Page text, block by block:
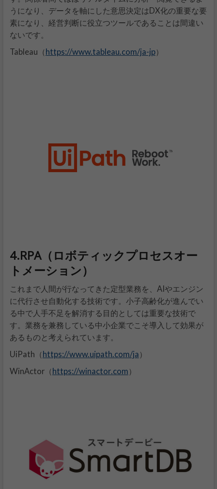
うになり、データを軸にした意思決定はDX化の重要な要
素になり、経営判断に役立つツールであることは間違い
ないです。
Tableau（ https://www.tableau.com/ja-jp）
4.RPA（ロボティックプロセスオー
トメーション）
これまで人間が行なってきた定型業務を、AIやエンジン
に代行させ自動化する技術です。小子高齢化が進んでい
る中で人手不足を解消する目的としては重要な技術で
す。業務を兼務している中小企業でこそ導入して効果が
あるものと考えられています。
UiPath（ https://www.uipath.com/ja ）
WinActor（ https://winactor.com ）